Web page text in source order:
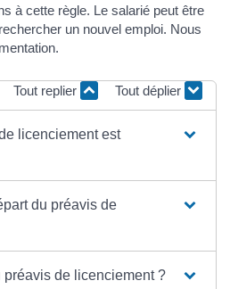
à cette règle. Le salarié peut être
un nouvel emploi. Nous
Tout replier Tout déplier
licenciement est
du préavis de
de licenciement ?